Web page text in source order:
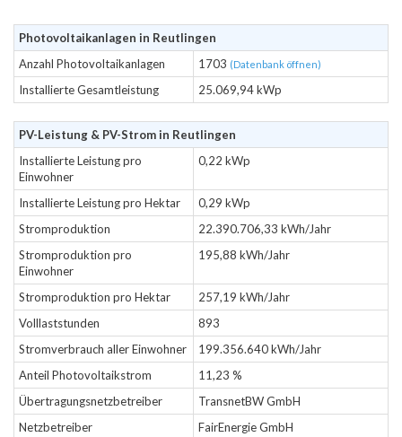
Photovoltaikanlagen in Reutlingen
Anzahl Photovoltaikanlagen
1703 (Datenbank öffnen)
Installierte Gesamtleistung 25.069,94 kWp
PV-Leistung & PV-Strom in Reutlingen
Installierte Leistung pro
Einwohner
0,22 kWp
Installierte Leistung pro Hektar
0,29 kWp
Stromproduktion
22.390.706,33 kWh/Jahr
Stromproduktion pro
Einwohner
195,88 kWh/Jahr
Stromproduktion pro Hektar
257,19 kWh/Jahr
Volllaststunden
893
Stromverbrauch aller Einwohner
199.356.640 kWh/Jahr
Anteil Photovoltaikstrom
11,23 %
Übertragungsnetzbetreiber
TransnetBW GmbH
Netzbetreiber
FairEnergie GmbH